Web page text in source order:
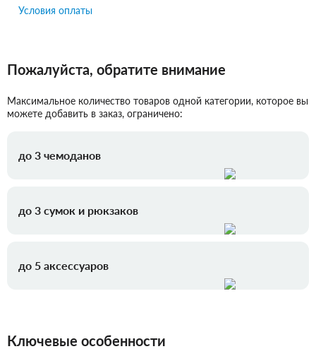
Условия оплаты
Пожалуйста, обратите внимание
Максимальное количество товаров одной категории, которое вы
можете добавить в заказ, ограничено:
до 3 чемоданов
до 3 сумок и рюкзаков
до 5 аксессуаров
Ключевые особенности